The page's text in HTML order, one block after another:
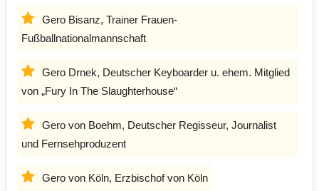
Gero Bisanz, Trainer Frauen-
Fußballnationalmannschaft
Gero Drnek, Deutscher Keyboarder u. ehem. Mitglied
von „Fury In The Slaughterhouse“
Gero von Boehm, Deutscher Regisseur, Journalist
und Fernsehproduzent
Gero von Köln, Erzbischof von Köln